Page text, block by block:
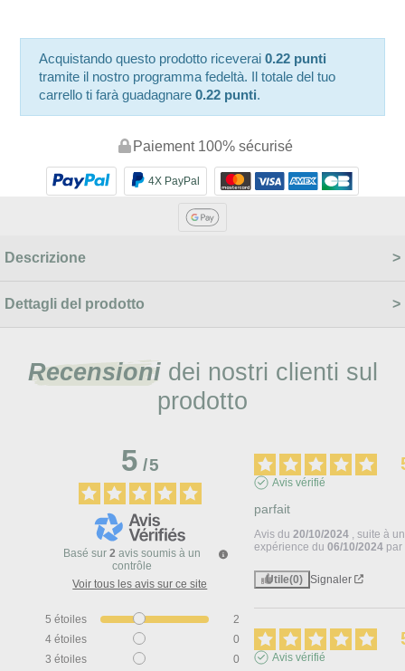
Acquistando questo prodotto riceverai0.22 punti
tramite il nostro programma fedeltà. Il totale del tuo
carrello ti farà guadagnare0.22 punti.
Paiement 100% sécurisé
4X PayPal
Descrizione
Dettagli del prodotto
Recensionidei nostri clienti sul
prodotto
5/5
Basé sur 2 avis soumis à un
contrôle
Voir tous les avis sur ce site
5 étoiles
2
4 étoiles
0
3 étoiles
0
Avis vérifié
parfait
Avis du20/10/2024
, suite à
expérience du06/10/2024 par
Utile(0) Signaler
Avis vérifié